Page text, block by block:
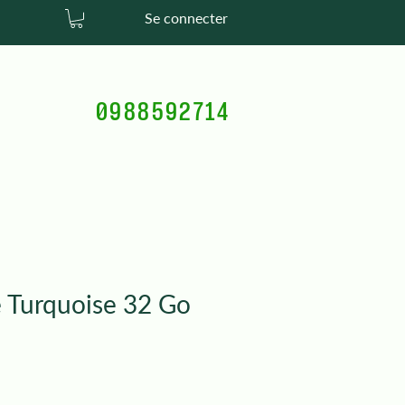
0988592714
Se connecter
32 Go